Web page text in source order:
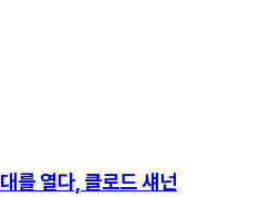
를 열다, 클로드 섀넌